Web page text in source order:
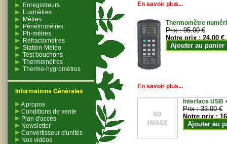
Enregistreurs
Luxmètres
Mètres
Pénétromètres
Ph-mètres
Réfractomètres
Station-Météo
Test bouchons
Thermomètres
Thermo-hygromètres
Informations Générales
A propos
Conditions de vente
Plan d'accès
Newsletter
Convertisseur d'unités
Nos vidéos
En savoir plus...
Thermomètre
Prix :95.00 €
Notre prix :24.00 €
Ajouter au panier
En savoir plus...
Interface USB
Prix :33.00 €
Notre prix :
Ajouter au